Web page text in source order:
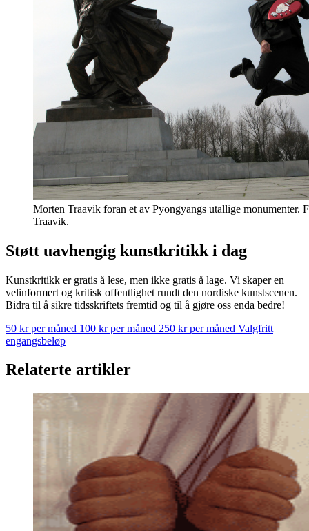
Morten Traavik foran et av Pyongyangs utallige monumenter.
Traavik.
Støtt uavhengig kunstkritikk i dag
Kunstkritikk er gratis å lese, men ikke gratis å lage. Vi skaper en
velinformert og kritisk offentlighet rundt den nordiske kunstscenen.
Bidra til å sikre tidsskriftets fremtid og til å gjøre oss enda bedre!
50 kr per måned 100 kr per måned 250 kr per måned Valgfritt
engangsbeløp
Relaterte artikler